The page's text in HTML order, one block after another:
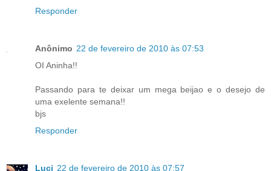
Responder
Anônimo 22 de fevereiro de 2010 às 07:53
OI Aninha!!
Passando para te deixar um mega beijao e o desejo de
uma exelente semana!!
bjs
Responder
Luci 22 de fevereiro de 2010 às 07:57